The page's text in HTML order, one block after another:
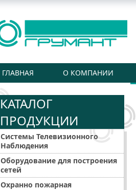
ГЛАВНАЯ О КОМПАНИИ
КАТАЛОГ
ПРОДУКЦИИ
Системы Телевизионного
Наблюдения
Оборудование для построения
сетей
Охранно пожарная